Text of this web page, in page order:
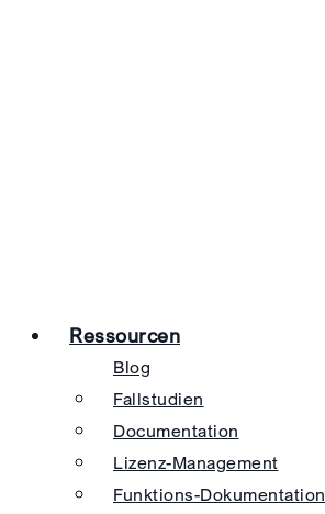
Ressourcen
Blog
Fallstudien
Documentation
Lizenz-Management
Funktions-Dokumentation